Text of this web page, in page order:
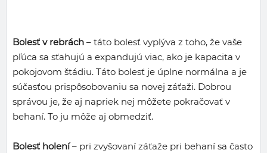
Bolesť v rebrách – táto bolesť vyplýva z toho, že vaše
pľúca sa sťahujú a expandujú viac, ako je kapacita v
pokojovom štádiu. Táto bolesť je úplne normálna a je
súčasťou prispôsobovaniu sa novej záťaži. Dobrou
správou je, že aj napriek nej môžete pokračovať v
behaní. To ju môže aj obmedziť.
Bolesť holení– pri zvyšovaní záťaže pri behaní sa často